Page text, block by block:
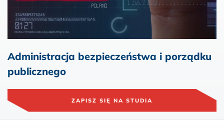
Administracja bezpieczeństwa i porządku
publicznego
ZAPISZ SIĘ NA STUDIA